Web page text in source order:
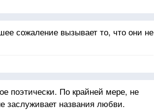
сожаление вызывает то, что они не
поэтически. По крайней мере, не
заслуживает названия любви.